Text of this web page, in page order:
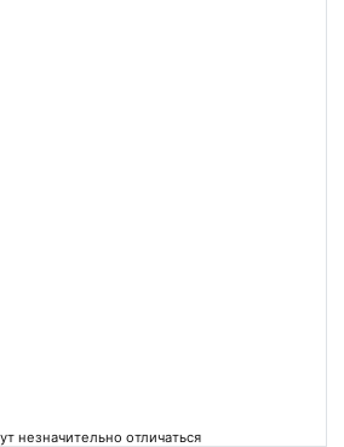
незначительно отличаться